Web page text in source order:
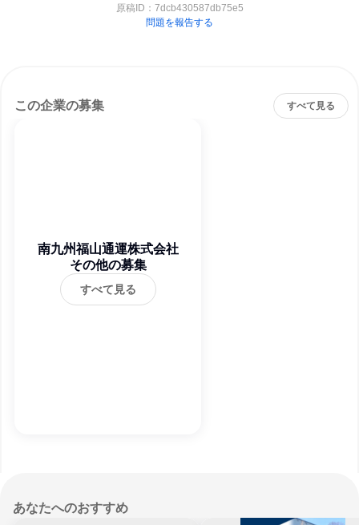
原稿ID： 7dcb430587db75e5
問題を報告する
この企業の募集 すべて見る
南九州福山通運株式会社
その他の募集
すべて見る
あなたへのおすすめ